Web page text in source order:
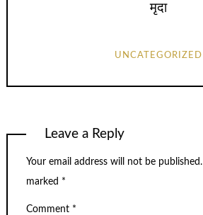
मृदा
UNCATEGORIZED
Leave a Reply
Your email address will not be published.
marked *
Comment *